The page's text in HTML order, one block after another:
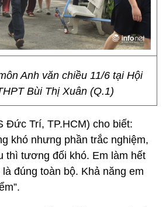
Anh văn chiều 11/6 tại Hội
Bùi Thị Xuân (Q.1)
Đức Trí, TP.HCM) cho biết:
khó nhưng phần trắc nghiệm,
thì tương đối khó. Em làm hết
đúng toàn bộ. Khả năng em